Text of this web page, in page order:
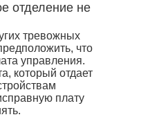
отделение не
тревожных
что
управления.
который отдает
плату